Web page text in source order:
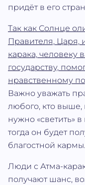
придёт в его
Так как Солнце
Правителя, Царя,
карака, человеку
государству,
нравственному
Важно уважать
любого, кто выше,
нужно «светить»
тогда он будет
благостной кармы.
Люди с
получают шанс,